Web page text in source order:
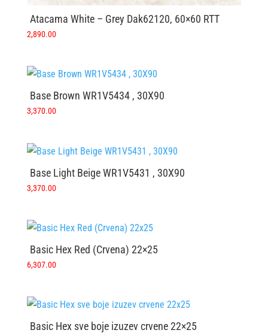
Atacama White – Grey Dak62120, 60×60 RTT
2,890.00
Base Brown WR1V5434 , 30X90
3,370.00
Base Light Beige WR1V5431 , 30X90
3,370.00
Basic Hex Red (Crvena) 22×25
6,307.00
Basic Hex sve boje izuzev crvene 22×25